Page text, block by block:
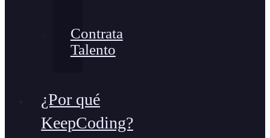
Contrata
Talento
¿Por qué
KeepCoding?